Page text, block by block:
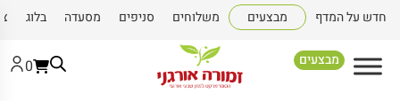
חדש על המדף מבצעים משלוחים סניפים מסעדה בלוג
מבצעים 0